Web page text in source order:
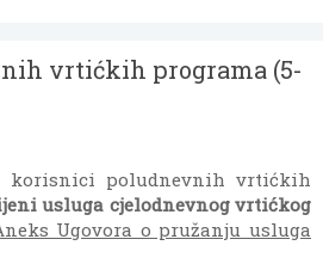
vrtićkih programa (5-
korisnici poludnevnih vrtićkih
usluga cjelodnevnog vrtićkog
Ugovora o pružanju usluga